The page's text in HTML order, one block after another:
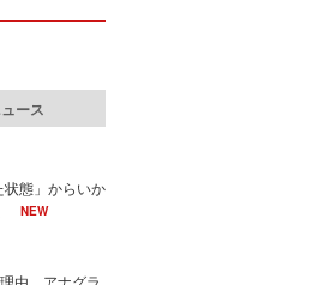
ース
態」からいか
NEW
理由 アナグラ